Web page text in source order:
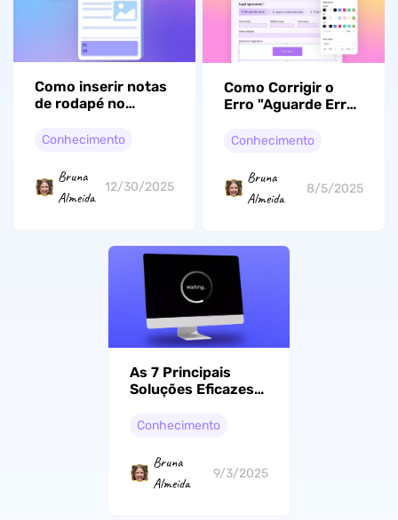
Como inserir notas
de rodapé no
(desktop e celular)
Conhecimento
Bruna
Almeida
12/30/2025
Como Corrigir o
Erro "Aguarde Erro
Maneiras Eficazes
Conhecimento
Bruna
Almeida
8/5/2025
As 7 Principais
Soluções Eficazes
Que Meu Mac está
lento)
Conhecimento
Bruna
Almeida
9/3/2025